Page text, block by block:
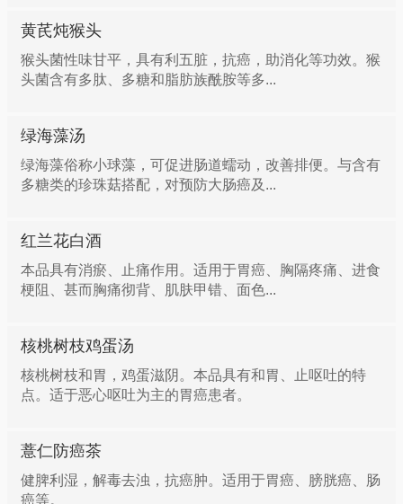
黄芪炖猴头
猴头菌性味甘平，具有利五脏，抗癌，助消化等功效。猴
头菌含有多肽、多糖和脂肪族酰胺等多...
绿海藻汤
绿海藻俗称小球藻，可促进肠道蠕动，改善排便。与含有
多糖类的珍珠菇搭配，对预防大肠癌及...
红兰花白酒
本品具有消瘀、止痛作用。适用于胃癌、胸隔疼痛、进食
梗阻、甚而胸痛彻背、肌肤甲错、面色...
核桃树枝鸡蛋汤
核桃树枝和胃，鸡蛋滋阴。本品具有和胃、止呕吐的特
点。适于恶心呕吐为主的胃癌患者。
薏仁防癌茶
健脾利湿，解毒去浊，抗癌肿。适用于胃癌、膀胱癌、肠
癌等。